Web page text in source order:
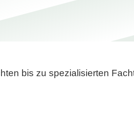
bis zu spezialisierten